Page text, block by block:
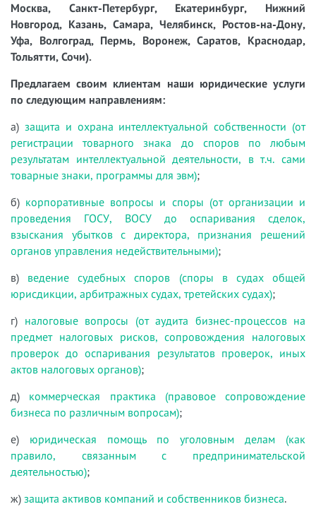
Москва, Санкт-Петербург, Екатеринбург, Нижний
Новгород, Казань, Самара, Челябинск, Ростов-на-Дону,
Уфа, Волгоград, Пермь, Воронеж, Саратов, Краснодар,
Тольятти, Сочи).
Предлагаем своим клиентам наши юридические услуги
по следующим направлениям:
а) защита и охрана интеллектуальной собственности (от
регистрации товарного знака до споров по любым
результатам интеллектуальной деятельности, в т.ч. сами
товарные знаки, программы для эвм);
б) корпоративные вопросы и споры (от организации и
проведения ГОСУ, ВОСУ до оспаривания сделок,
взыскания убытков с директора, признания решений
органов управления недействительными);
в) ведение судебных споров (споры в судах общей
юрисдикции, арбитражных судах, третейских судах);
г) налоговые вопросы (от аудита бизнес-процессов на
предмет налоговых рисков, сопровождения налоговых
проверок до оспаривания результатов проверок, иных
актов налоговых органов);
д) коммерческая практика (правовое сопровождение
бизнеса по различным вопросам);
е) юридическая помощь по уголовным делам (как
правило, связанным с предпринимательской
деятельностью);
ж) защита активов компаний и собственников бизнеса.